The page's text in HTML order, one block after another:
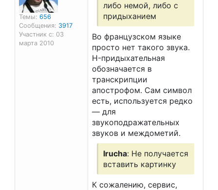
Темы: 656
Сообщения: 3917
Участник с: 03
марта 2010
либо немой, либо с
придыханием
Во французском языке
просто нет такого звука.
H-придыхательная
обозначается в
транскрипции
апострофом. Сам символ
есть, используется редко
— для
звукоподражательных
звуков и междометий.
Irucha: Не получается
вставить картинку
К сожалению, сервис,